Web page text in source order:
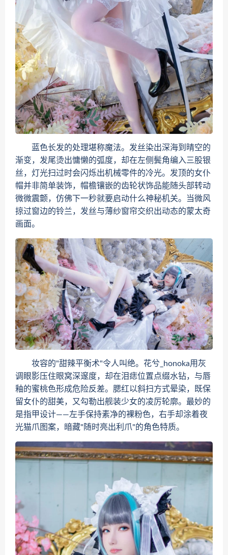
蓝色长发的处理堪称魔法。发丝染出深海到晴空的
渐变，发尾烫出慵懒的弧度，却在左侧鬓角编入三股银
丝，灯光扫过时会闪烁出机械零件的冷光。发顶的女仆
帽并非简单装饰，帽檐镶嵌的齿轮状饰品能随头部转动
微微震颤，仿佛下一秒就要启动什么神秘机关。当微风
掠过窗边的铃兰，发丝与薄纱窗帘交织出动态的蒙太奇
画面。
妆容的"甜辣平衡术"令人叫绝。花兮_honoka用灰
调眼影压住眼窝深邃度，却在泪痣位置点缀水钻，与唇
釉的蜜桃色形成危险反差。腮红以斜扫方式晕染，既保
留女仆的甜美，又勾勒出舰装少女的凌厉轮廓。最妙的
是指甲设计——左手保持素净的裸粉色，右手却涂着夜
光猫爪图案，暗藏"随时亮出利爪"的角色特质。